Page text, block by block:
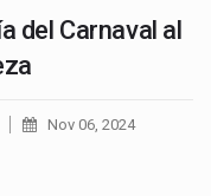
del Carnaval al
Nov 06, 2024